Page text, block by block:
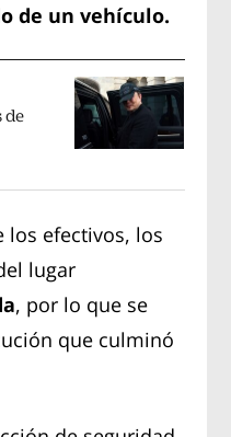
de un vehículo.
de
los efectivos, los
lugar
, por lo que se
que culminó